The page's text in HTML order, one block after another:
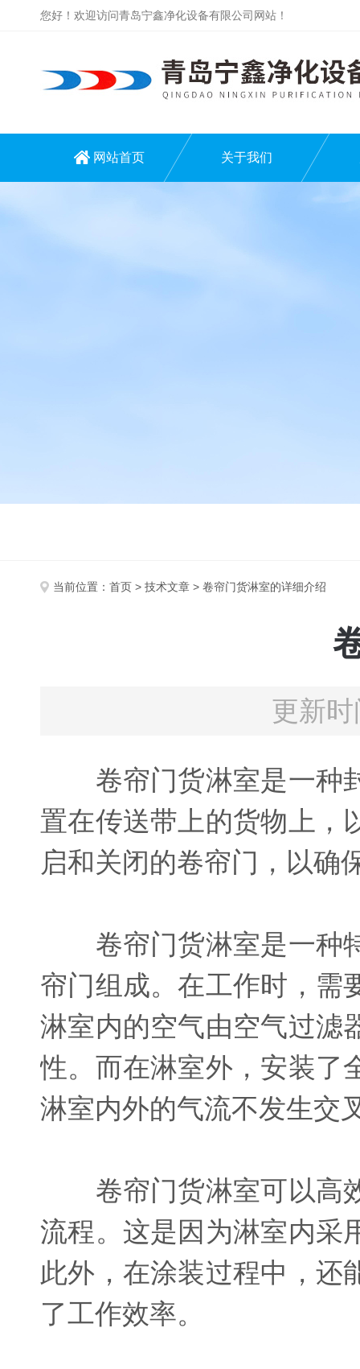
您好！欢迎访问青岛宁鑫净化设备有限公司网站！
网站首页 关于我们
当前位置： 首页 > 技术文章 > 卷帘门货淋室的详细介绍
更新
卷帘门货淋室是一种封
置在传送带上的货物上，
启和关闭的卷帘门，以确
卷帘门货淋室是一种特
帘门组成。在工作时，需
淋室内的空气由空气过滤
性。而在淋室外，安装了
淋室内外的气流不发生交
卷帘门货淋室可以高效
流程。这是因为淋室内采
此外，在涂装过程中，还
了工作效率。